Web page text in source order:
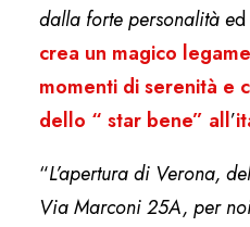
dalla forte personalità ed
crea un magico
momenti di serenità e
dello “ star bene” all’
“L’apertura di Verona,
Via Marconi 25A, per